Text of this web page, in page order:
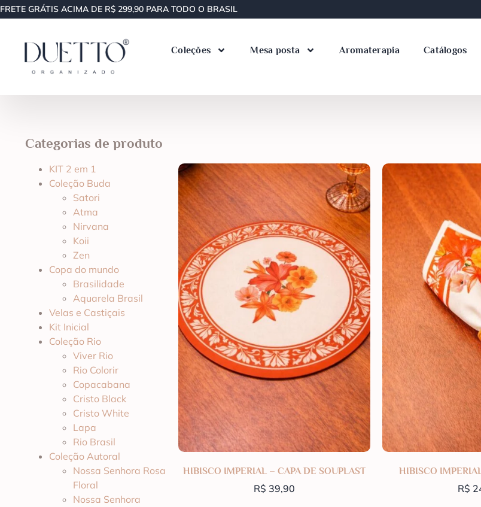
FRETE GRÁTIS ACIMA DE R$ 299,90 PARA TODO O BRASIL
Coleções Mesa posta Aromaterapia Catálogos
Categorias de produto
KIT 2 em 1
Coleção Buda
Satori
Atma
Nirvana
Koii
Zen
Copa do mundo
Brasilidade
Aquarela Brasil
Velas e Castiçais
Kit Inicial
Coleção Rio
Viver Rio
Rio Colorir
Copacabana
Cristo Black
Cristo White
Lapa
Rio Brasil
Coleção Autoral
Nossa Senhora Rosa
Floral
Nossa Senhora
HIBISCO IMPERIAL – CAPA DE SOUPLAST
R$ 39,90
HIBISCO
R$